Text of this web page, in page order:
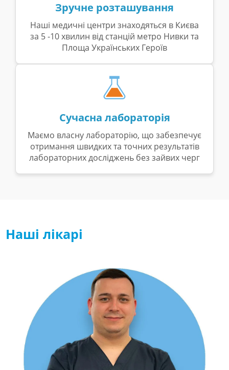
Зручне розташування
Наші медичні центри знаходяться в Києва
за 5 -10 хвилин від станцій метро Нивки та
Площа Українських Героїв
Сучасна лабораторія
Маємо власну лабораторію, що забезпечує
отримання швидких та точних результатів
лабораторних досліджень без зайвих черг
Наші лікарі